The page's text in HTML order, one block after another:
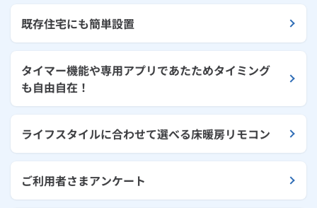
既存住宅にも簡単設置
タイマー機能や専用アプリであたためタイミング
も自由自在！
ライフスタイルに合わせて選べる床暖房リモコン
ご利用者さまアンケート